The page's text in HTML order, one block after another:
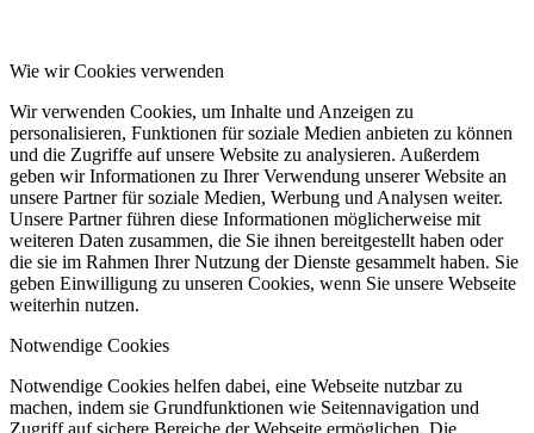
Wie wir Cookies verwenden
Wir verwenden Cookies, um Inhalte und Anzeigen zu
personalisieren, Funktionen für soziale Medien anbieten zu können
und die Zugriffe auf unsere Website zu analysieren. Außerdem
geben wir Informationen zu Ihrer Verwendung unserer Website an
unsere Partner für soziale Medien, Werbung und Analysen weiter.
Unsere Partner führen diese Informationen möglicherweise mit
weiteren Daten zusammen, die Sie ihnen bereitgestellt haben oder
die sie im Rahmen Ihrer Nutzung der Dienste gesammelt haben. Sie
geben Einwilligung zu unseren Cookies, wenn Sie unsere Webseite
weiterhin nutzen.
Notwendige Cookies
Notwendige Cookies helfen dabei, eine Webseite nutzbar zu
machen, indem sie Grundfunktionen wie Seitennavigation und